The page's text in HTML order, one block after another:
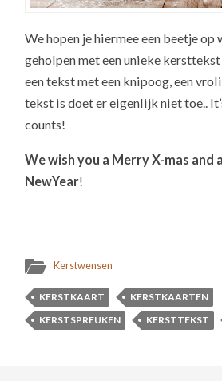
We hopen je hiermee een beetje op
geholpen met een unieke
een tekst met een knipoog, een
tekst is doet er eigenlijk niet toe..
counts!
We wish you a Merry X-mas and
NewYear!
Kerstwensen
KERSTKAART
KERSTKAARTEN
KERSTSPREUKEN
KERSTTEKST